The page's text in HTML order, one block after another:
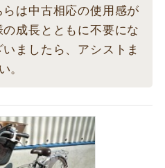
は中古相応の使用感が
成長とともに不要にな
ましたら、アシストま
。